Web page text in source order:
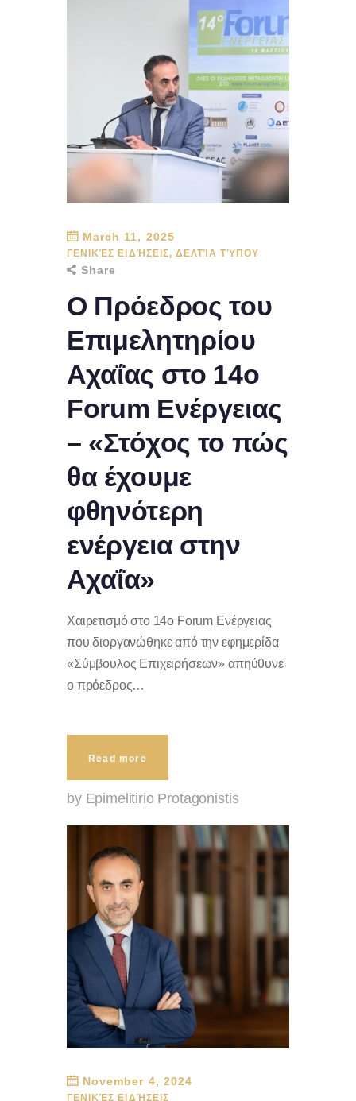
March 11, 2025
ΓΕΝΙΚΈΣ ΕΙΔΉΣΕΙΣ, ΔΕΛΤΊΑ ΤΎΠΟΥ
Share
Ο Πρόεδρος του
Επιμελητηρίου
Αχαΐας στο 14ο
Forum Ενέργειας
– «Στόχος το πώς
θα έχουμε
φθηνότερη
ενέργεια στην
Αχαΐα»
Χαιρετισμό στο 14ο Forum Ενέργειας
που διοργανώθηκε από την εφημερίδα
«Σύμβουλος Επιχειρήσεων» απηύθυνε
ο πρόεδρος…
Read more
by Epimelitirio Protagonistis
November 4, 2024
ΓΕΝΙΚΈΣ ΕΙΔΉΣΕΙΣ